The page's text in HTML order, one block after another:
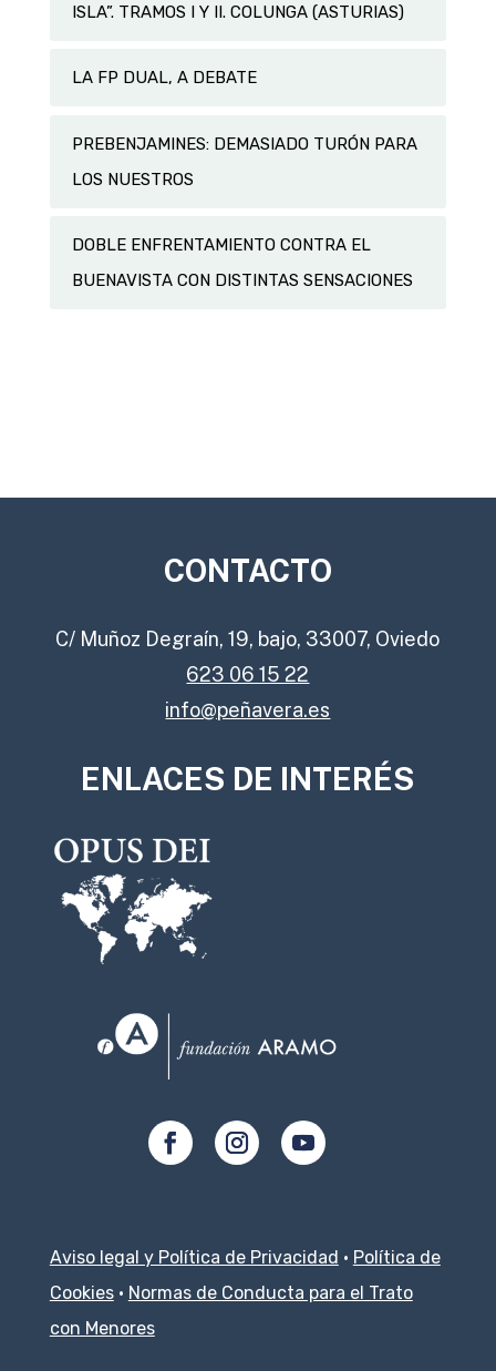
ISLA”. TRAMOS I Y II. COLUNGA (ASTURIAS)
LA FP DUAL, A DEBATE
PREBENJAMINES: DEMASIADO TURÓN PARA
LOS NUESTROS
DOBLE ENFRENTAMIENTO CONTRA EL
BUENAVISTA CON DISTINTAS SENSACIONES
CONTACTO
C/ Muñoz Degraín, 19, bajo, 33007, Oviedo
623 06 15 22
info@peñavera.es
ENLACES DE INTERÉS
Aviso legal y Política de Privacidad · Política de
Cookies· Normas de Conducta para el Trato
con Menores